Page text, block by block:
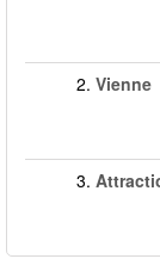
2. Vienne
3.